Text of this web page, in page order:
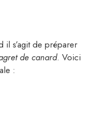
il s’agit de préparer
de canard. Voici
: